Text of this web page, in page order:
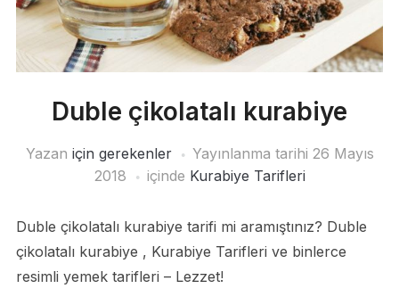
Duble çikolatalı kurabiye
Yazan için gerekenler Yayınlanma tarihi 26 Mayıs
2018
içinde Kurabiye Tarifleri
Duble çikolatalı kurabiye tarifi mi aramıştınız? Duble
çikolatalı kurabiye , Kurabiye Tarifleri ve binlerce
resimli yemek tarifleri – Lezzet!